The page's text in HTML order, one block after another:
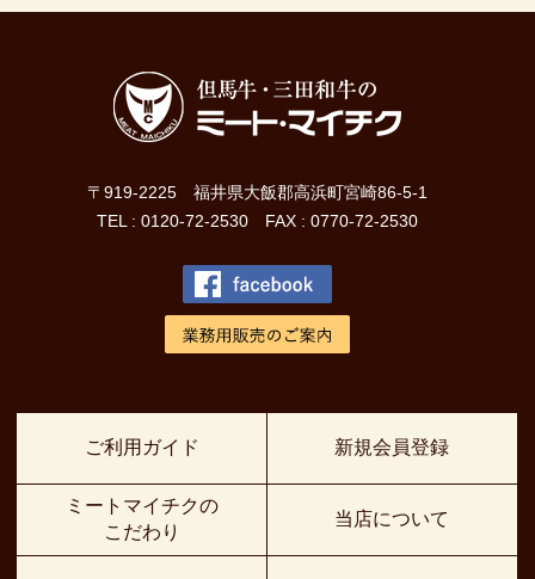
〒919-2225 福井県大飯郡高浜町宮崎86-5-1
TEL : 0120-72-2530 FAX : 0770-72-2530
ご利用ガイド
ミートマイチクの
こだわり
新規会員登録
当店について